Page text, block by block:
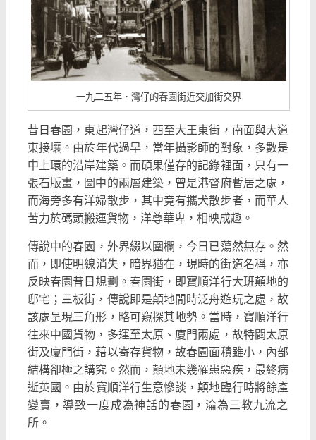
一九二五年．灣仔的春園街近交加街交界
昔日春園，東起灣仔道，西至大王東街，南面與大道
東接壤。 由於年代過早，當年攝影師的對象，多數是
中上環的沿岸建築。 而碩果僅存的記錄裡面，只有一
張石版畫，圖中的兩層建築， 曾是港督府暫居之處，
而海旁多有洋婦散步，其中竟有攜犬散步者， 而華人
苦力於碼頭搬運貨物，洋尊華卑，相映成趣。
傳說中的春園，外界綴以圍欄，今日已蕩然無存。然
而， 即使明線消失，暗界猶在，現時的街道名稱，亦
反映春園昔日規劃。 春園街，即寶順洋行大班顛地的
邸宅；三板街， 傳說即是顛地閒時泛舟遊玩之處，故
該處呈現三角形， 略可窺探其地勢。當時，寶順洋行
往來中國貨物，多運至太原、 廈門兩處，故特闢太原
街及廈門街，藉以寄存貨物，故春園面積雖小，內部
結構卻極之講究。然而，顛地未幾罹患惡疾， 最終病
逝英國。由於寶順洋行生意慘談，顛地臨行時將餘產
變賣， 導致一度成為神話的春園，淪為三教九流之
所。